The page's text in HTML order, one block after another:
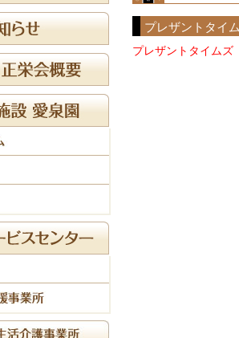
プレザントタイ
プレザントタイム